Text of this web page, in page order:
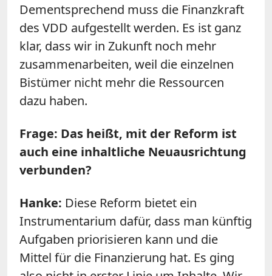
Dementsprechend muss die Finanzkraft
des VDD aufgestellt werden. Es ist ganz
klar, dass wir in Zukunft noch mehr
zusammenarbeiten, weil die einzelnen
Bistümer nicht mehr die Ressourcen
dazu haben.
Frage: Das heißt, mit der Reform ist
auch eine inhaltliche Neuausrichtung
verbunden?
Hanke: Diese Reform bietet ein
Instrumentarium dafür, dass man künftig
Aufgaben priorisieren kann und die
Mittel für die Finanzierung hat. Es ging